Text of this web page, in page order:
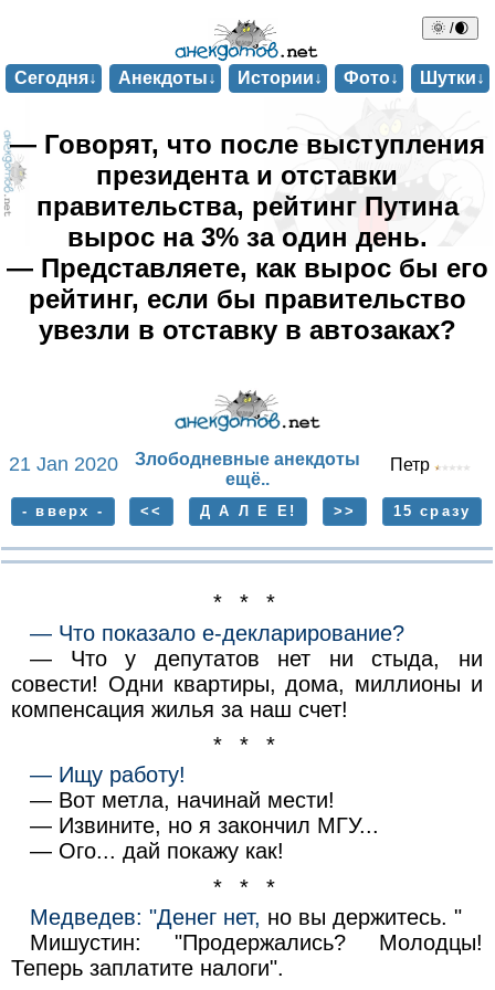
🌞 /🌒
Сегодня↓ Анекдоты↓ Истории↓ Фото↓ Шутки↓
— Говорят, что после выступления
президента и отставки
правительства, рейтинг Путина
вырос на 3% за один день.
— Представляете, как вырос бы его
рейтинг, если бы правительство
увезли в отставку в автозаках?
21 Jan 2020
Злободневные анекдоты
ещё..
Петр
- вверх - << Д А Л Е Е! >> 15 сразу
* * *
— Что показало е-декларирование?
— Что у депутатов нет ни стыда, ни
совести! Одни квартиры, дома, миллионы и
компенсация жилья за наш счет!
* * *
— Ищу работу!
— Вот метла, начинай мести!
— Извините, но я закончил МГУ...
— Ого... дай покажу как!
* * *
Медведев: "Денег нет, но вы держитесь. "
Мишустин: "Продержались? Молодцы!
Теперь заплатите налоги".